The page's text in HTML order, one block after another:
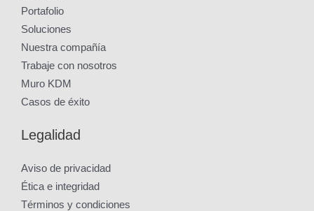
Portafolio
Soluciones
Nuestra compañía
Trabaje con nosotros
Muro KDM
Casos de éxito
Legalidad
Aviso de privacidad
Ética e integridad
Términos y condiciones